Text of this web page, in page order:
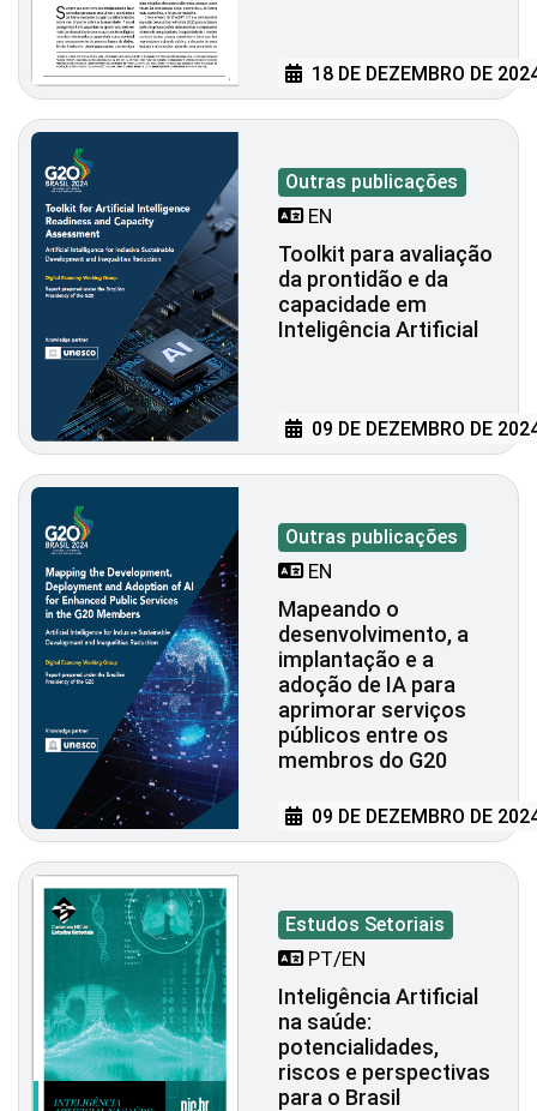
18 DE DEZEMBRO DE
Outras publicações
EN
Toolkit para avaliação
da prontidão e da
capacidade em
Inteligência Artificial
09 DE DEZEMBRO DE
Outras publicações
EN
Mapeando o
desenvolvimento, a
implantação e a
adoção de IA para
aprimorar serviços
públicos entre os
membros do G20
09 DE DEZEMBRO DE
Estudos Setoriais
PT/EN
Inteligência Artificial
na saúde:
potencialidades,
riscos e perspectivas
para o Brasil